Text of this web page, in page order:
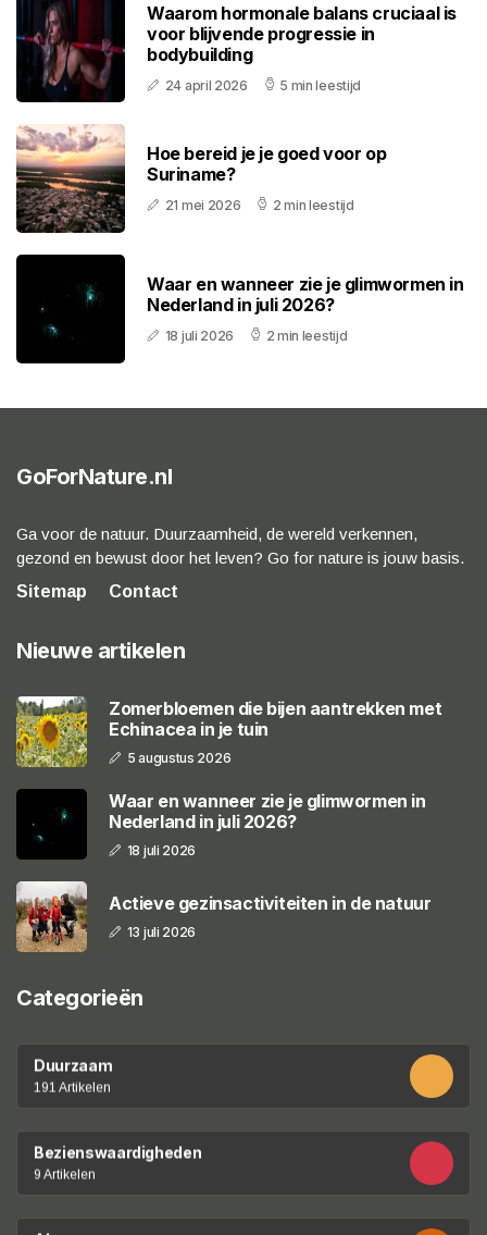
Waarom hormonale balans cruciaal is
voor blijvende progressie in
bodybuilding
24 april 2026 5 min leestijd
Hoe bereid je je goed voor op
Suriname?
21 mei 2026 2 min leestijd
Waar en wanneer zie je glimwormen in
Nederland in juli 2026?
18 juli 2026 2 min leestijd
GoForNature.nl
Ga voor de natuur. Duurzaamheid, de wereld verkennen,
gezond en bewust door het leven? Go for nature is jouw basis.
Sitemap
Contact
Nieuwe artikelen
Zomerbloemen die bijen aantrekken met
Echinacea in je tuin
5 augustus 2026
Waar en wanneer zie je glimwormen in
Nederland in juli 2026?
18 juli 2026
Actieve gezinsactiviteiten in de natuur
13 juli 2026
Categorieën
Duurzaam
191 Artikelen
Bezienswaardigheden
9 Artikelen